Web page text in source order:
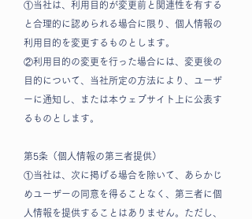
①当社は、利用目的が変更前と関連性を有する
と合理的に認められる場合に限り、個人情報の
利用目的を変更するものとします。
②利用目的の変更を行った場合には、変更後の
目的について、当社所定の方法により、ユーザ
ーに通知し、または本ウェブサイト上に公表す
るものとします。
第5条（個人情報の第三者提供）
①当社は、次に掲げる場合を除いて、あらかじ
めユーザーの同意を得ることなく、第三者に個
人情報を提供することはありません。ただし、